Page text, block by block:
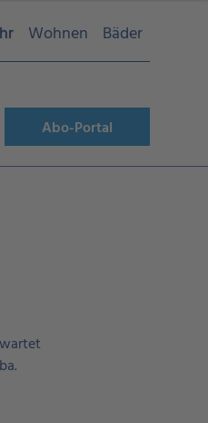
Wohnen Bäder
Abo-Portal